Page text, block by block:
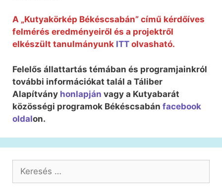
A „Kutyakörkép Békéscsabán” című kérdőíves
felmérés eredményeiről és a projektről
elkészült tanulmányunk ITT olvasható.
Felelős állattartás témában és programjainkról
további információkat talál a Táliber
Alapítvány honlapján vagy a Kutyabarát
közösségi programok Békéscsabán facebook
oldalon.
Keresés: